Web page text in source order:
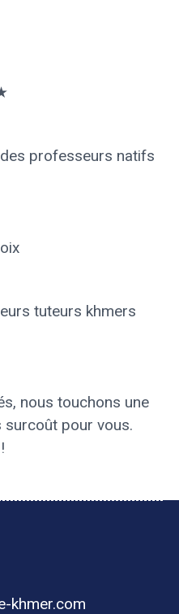
professeurs natifs
tuteurs khmers
nous touchons une
pour vous.
khmer.com